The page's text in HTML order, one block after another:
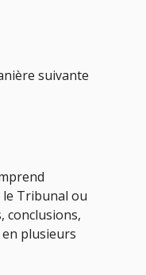
suivante
le Tribunal ou
conclusions,
plusieurs